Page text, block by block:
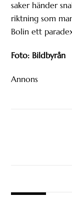
saker händer
riktning som
Bolin ett
Foto: Bildbyrån
Annons